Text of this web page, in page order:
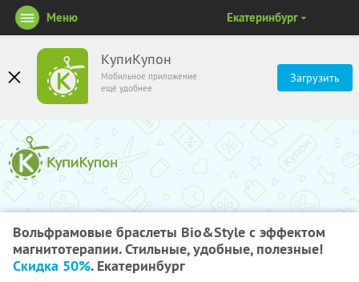
КупиКупон
Мобильное приложение
ещё удобнее
Загрузить
Меню Екатеринбург
Вольфрамовые браслеты Bio&Style c эффектом
магнитотерапии. Стильные, удобные, полезные!
Скидка 50%. Екатеринбург